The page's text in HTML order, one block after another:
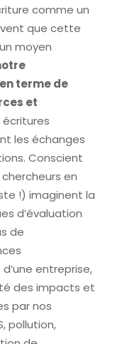
comme un
que cette
moyen
terme de
et
écritures
les échanges
Conscient
en
!) imaginent la
d’évaluation
de
entreprise,
des impacts et
par nos
pollution,